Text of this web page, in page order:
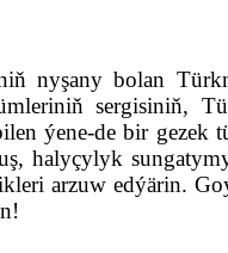
nyşany bolan
sergisiniň,
ýene-de bir gezek
halyçylyk
arzuw edýärin.